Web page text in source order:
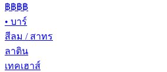
฿฿฿฿
• บาร์
สีลม / สาทร
ลาติน
เทคเฮาส์